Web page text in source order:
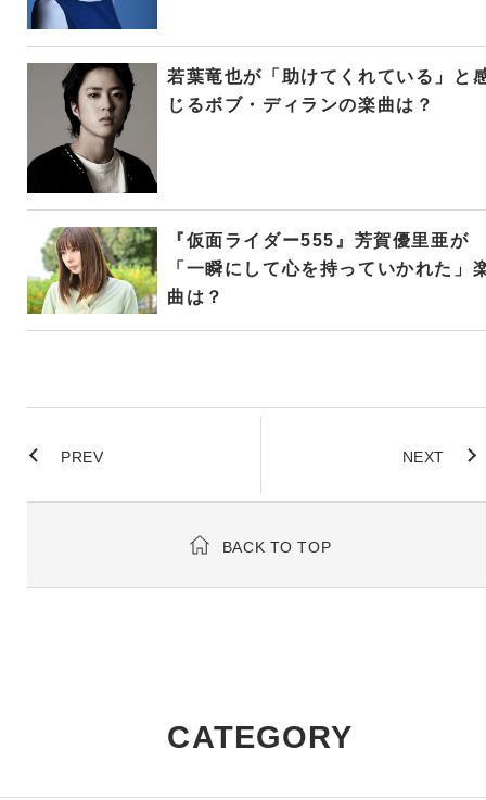
若葉竜也が「助けてくれている」と
じるボブ・ディランの楽曲は？
『仮面ライダー555』芳賀優里亜が
「一瞬にして心を持っていかれた」
曲は？
PREV NEXT
BACK TO TOP
CATEGORY